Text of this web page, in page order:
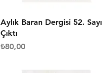
Hızlı Bakış
Aylık Baran Dergisi 52. Sayı
Çıktı
Fiyat
₺80,00